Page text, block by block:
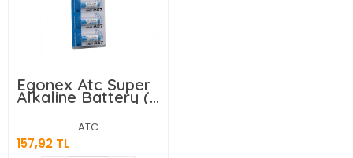
Egonex Atc Super
Alkaline Battery (
A27 - 27a ) ( Lr27 )
Araç & Oto (
Kumanda Pili ) (
12v ) ( 5li Kart
ATC
157,92 TL